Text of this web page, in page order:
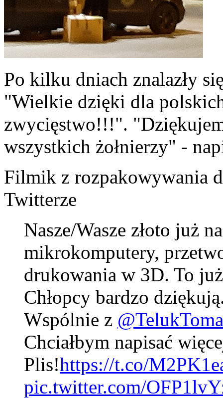
Po kilku dniach znalazły
"Wielkie dzięki dla
zwycięstwo!!!".
wszystkich żołnierzy" -
Filmik z rozpakowywania
Twitterze
Nasze/Wasze złoto już
mikrokomputery,
drukowania w 3D. To już
Chłopcy bardzo
Wspólnie z
Chciałbym napisać
Plis!https://t.co/
pic.twitter.com/